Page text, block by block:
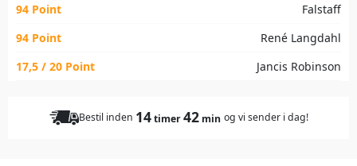
94 Point
Falstaff
94 Point
René Langdahl
17,5 / 20 Point
Jancis Robinson
Bestil inden 14timer42 min og vi sender i dag!